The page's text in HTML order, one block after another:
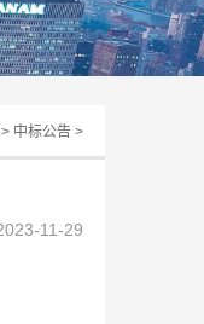
> 中标公告 >
11-29